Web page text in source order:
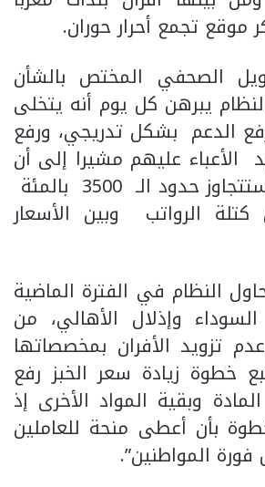
موقع تجمع أحرار حوران.
الصحفي المختص بالشأن
يبرهن كل يوم أنه يتخلى
الدعم بشكل تدريجي، ورفع
الأعباء عليهم مشيرا إلى أن
نسبة التضخم ستتجاوز حدود الـ 3500 بالمئة
الرواتب وبين الأسعار
النظام في الفترة الماضية
وإذلال الأهالي، من
تزويد الأفران بمخصصاتها
خطوة زيادة سعر الخبز رفع
وبقية المواد الأخرى إذ
بأن أعطى منحة للعاملين
المواطنين”.